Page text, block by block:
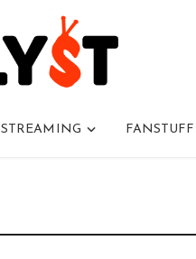
STREAMING FANSTUFF